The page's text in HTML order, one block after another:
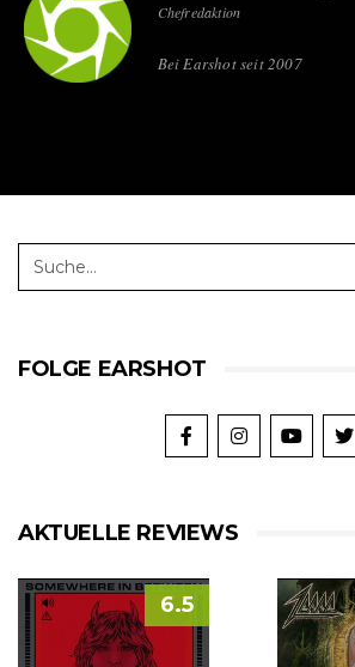
Chefredaktion
Bei Earshot seit 2007
FOLGE EARSHOT
AKTUELLE REVIEWS
6.5